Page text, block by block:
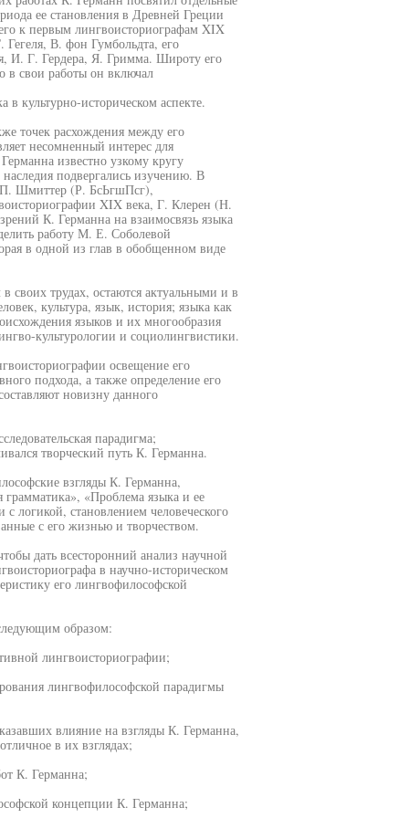
ее становления в Древней Греции
к первым лингвоисториографам XIX
В. фон Гумбольдта, его
И. Г. Гердера, Я. Гримма. Широту его
в свои работы он включал
культурно-историческом аспекте.
точек расхождения между его
несомненный интерес для
известно узкому кругу
подвергались изучению. В
П. Шмиттер (Р. БсЬгшПсг),
XIX века, Г. Клерен (Н.
К. Германна на взаимосвязь языка
работу М. Е. Соболевой
в одной из глав в обобщенном виде
своих трудах, остаются актуальными и в
культура, язык, история; языка как
языков и их многообразия
культурологии и социолингвистики.
освещение его
подхода, а также определение его
новизну данного
парадигма;
творческий путь К. Германна.
взгляды К. Германна,
«Проблема языка и ее
логикой, становлением человеческого
с его жизнью и творчеством.
дать всесторонний анализ научной
в научно-историческом
его лингвофилософской
образом:
лингвоисториографии;
лингвофилософской парадигмы
влияние на взгляды К. Германна,
в их взглядах;
К. Германна;
концепции К. Германна;